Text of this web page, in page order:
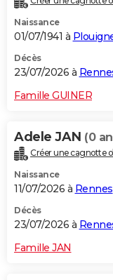
Naissance
01/07/1941 à
Décès
23/07/2026 à
Famille GUINER
Adele JAN (0
Créer une cagnotte
Naissance
11/07/2026 à Rennes
Décès
23/07/2026 à
Famille JAN